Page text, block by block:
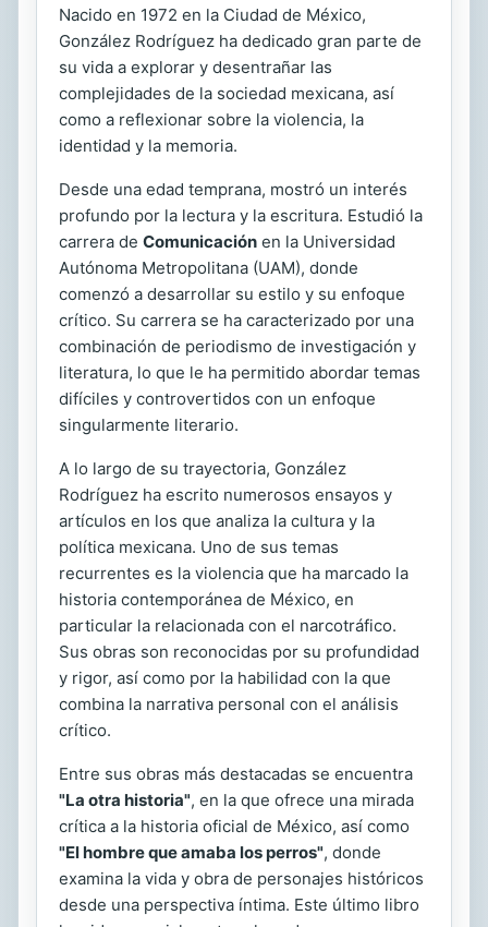
Nacido en 1972 en la Ciudad de México,
González Rodríguez ha dedicado gran parte de
su vida a explorar y desentrañar las
complejidades de la sociedad mexicana, así
como a reflexionar sobre la violencia, la
identidad y la memoria.
Desde una edad temprana, mostró un interés
profundo por la lectura y la escritura. Estudió la
carrera de Comunicación en la Universidad
Autónoma Metropolitana (UAM), donde
comenzó a desarrollar su estilo y su enfoque
crítico. Su carrera se ha caracterizado por una
combinación de periodismo de investigación y
literatura, lo que le ha permitido abordar temas
difíciles y controvertidos con un enfoque
singularmente literario.
A lo largo de su trayectoria, González
Rodríguez ha escrito numerosos ensayos y
artículos en los que analiza la cultura y la
política mexicana. Uno de sus temas
recurrentes es la violencia que ha marcado la
historia contemporánea de México, en
particular la relacionada con el narcotráfico.
Sus obras son reconocidas por su profundidad
y rigor, así como por la habilidad con la que
combina la narrativa personal con el análisis
crítico.
Entre sus obras más destacadas se encuentra
"La otra historia", en la que ofrece una mirada
crítica a la historia oficial de México, así como
"El hombre que amaba los perros", donde
examina la vida y obra de personajes históricos
desde una perspectiva íntima. Este último libro